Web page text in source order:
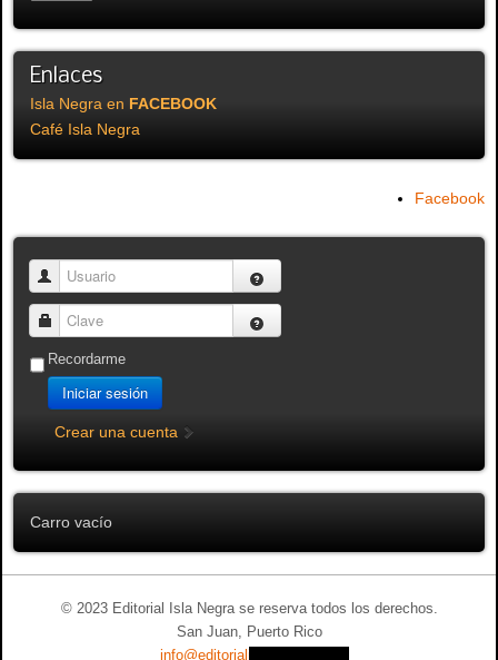
Enlaces
Isla Negra en FACEBOOK
Café Isla Negra
Facebook
Usuario
Clave
Recordarme
Iniciar sesión
Crear una cuenta
Carro vacío
© 2023 Editorial Isla Negra se reserva todos los derechos.
San Juan, Puerto Rico
info@editorialislanegra.com